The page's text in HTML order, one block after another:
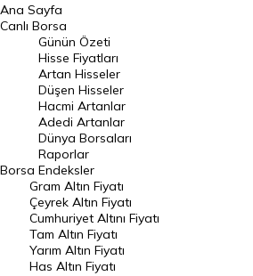
BIST 100 Hisseleri
En Çok Artan Hisseler
En Çok Düşen Hisseler
Hacmi Artanlar
Geçmiş Kapanışlar
Dünya Borsaları
Raporlar
Endeksler
DÖVİZ
Ana Sayfa
Canlı Borsa
Borsa
Günün Özeti
Hisse Fiyatları
Artan Hisseler
Düşen Hisseler
Hacmi Artanlar
Adedi Artanlar
Dünya Borsaları
Raporlar
Endeksler
Gram Altın Fiyatı
Çeyrek Altın Fiyatı
Cumhuriyet Altını Fiyatı
Tam Altın Fiyatı
Yarım Altın Fiyatı
Has Altın Fiyatı